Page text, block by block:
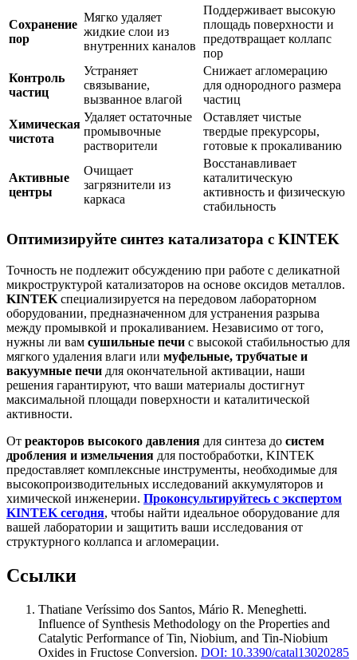
Сохранение
пор
Мягко удаляет
жидкие слои из
внутренних каналов
Поддерживает высокую
площадь поверхности и
предотвращает коллапс
пор
Контроль
частиц
Устраняет
связывание,
вызванное влагой
Снижает агломерацию
для однородного размера
частиц
Химическая
чистота
Удаляет остаточные
промывочные
растворители
Оставляет чистые
твердые прекурсоры,
готовые к прокаливанию
Активные
центры
Очищает
загрязнители из
каркаса
Восстанавливает
каталитическую
активность и физическую
стабильность
Оптимизируйте синтез катализатора с KINTEK
Точность не подлежит обсуждению при работе с деликатной
микроструктурой катализаторов на основе оксидов металлов.
KINTEK специализируется на передовом лабораторном
оборудовании, предназначенном для устранения разрыва
между промывкой и прокаливанием. Независимо от того,
нужны ли вам сушильные печи с высокой стабильностью для
мягкого удаления влаги или муфельные, трубчатые и
вакуумные печи для окончательной активации, наши
решения гарантируют, что ваши материалы достигнут
максимальной площади поверхности и каталитической
активности.
От реакторов высокого давления для синтеза до систем
дробления и измельчения для постобработки, KINTEK
предоставляет комплексные инструменты, необходимые для
высокопроизводительных исследований аккумуляторов и
химической инженерии. Проконсультируйтесь с экспертом
KINTEK сегодня, чтобы найти идеальное оборудование для
вашей лаборатории и защитить ваши исследования от
структурного коллапса и агломерации.
Ссылки
Thatiane Veríssimo dos Santos, Mário R. Meneghetti.
Influence of Synthesis Methodology on the Properties and
Catalytic Performance of Tin, Niobium, and Tin-Niobium
Oxides in Fructose Conversion. DOI: 10.3390/catal13020285